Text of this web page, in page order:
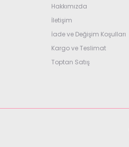
Hakkımızda
İletişim
İade ve Değişim Koşulları
Kargo ve Teslimat
Toptan Satış